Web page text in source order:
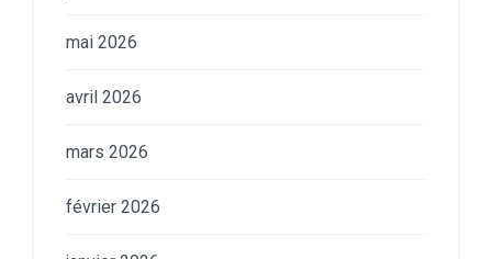
mai 2026
avril 2026
mars 2026
février 2026